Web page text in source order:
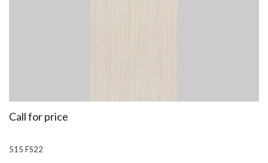
Call for price
515 FS22